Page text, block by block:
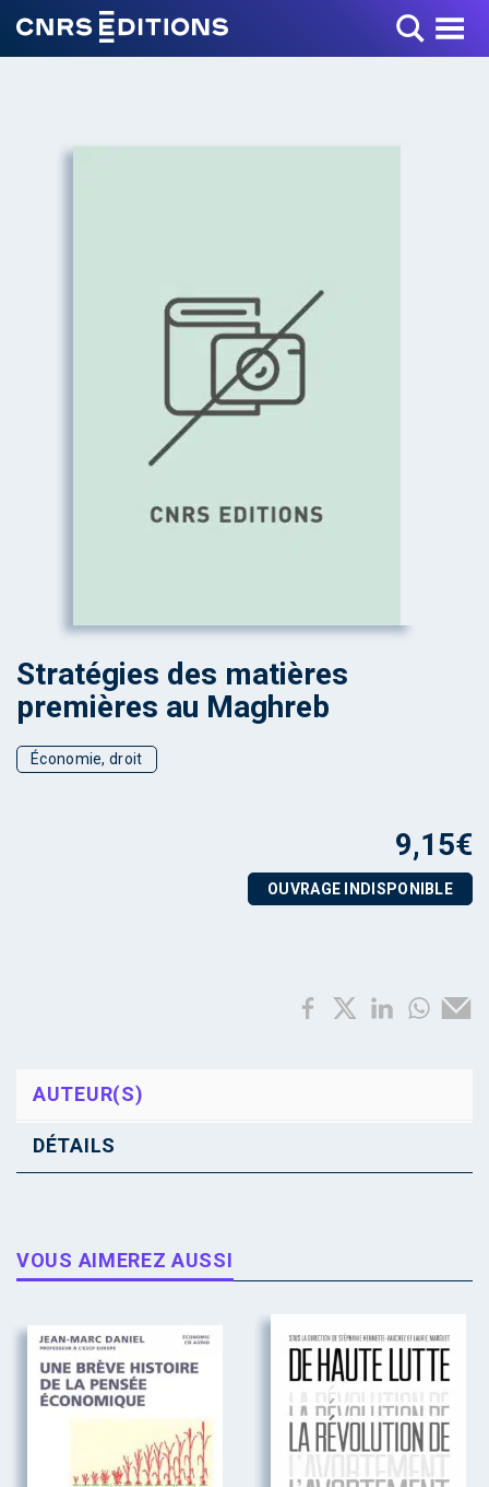
Toggle Menu
Stratégies des matières
premières au Maghreb
Économie, droit
9,15€
OUVRAGE INDISPONIBLE
AUTEUR(S)
DÉTAILS
VOUS AIMEREZ AUSSI